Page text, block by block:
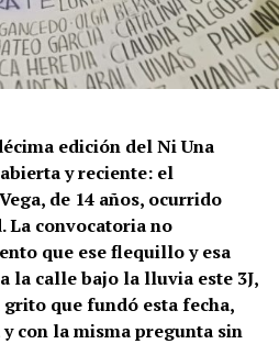
edición del Ni Una
y reciente: el
de 14 años, ocurrido
La convocatoria no
que ese flequillo y esa
la calle bajo la lluvia este 3J,
grito que fundó esta fecha,
con la misma pregunta sin